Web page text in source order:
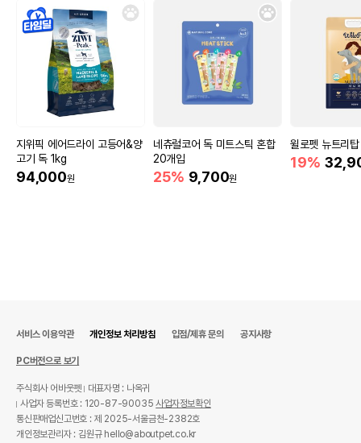
지위픽 에어드라이 고등어&양
고기 독 1kg
94,000원
네츄럴코어 독 미트스틱 혼합
20개입
25% 9,700원
윌로펫 뉴트리
19%
서비스 이용약관 개인정보 처리방침 입점/제휴 문의 공지사항
PC버전으로 보기
주식회사 어바웃펫
대표자명 : 나옥귀
사업자 등록번호 : 120-87-90035사업자정보확인
통신판매업신고번호 : 제 2025-서울금천-2382호
개인정보관리자 : 김원규 hello@aboutpet.co.kr